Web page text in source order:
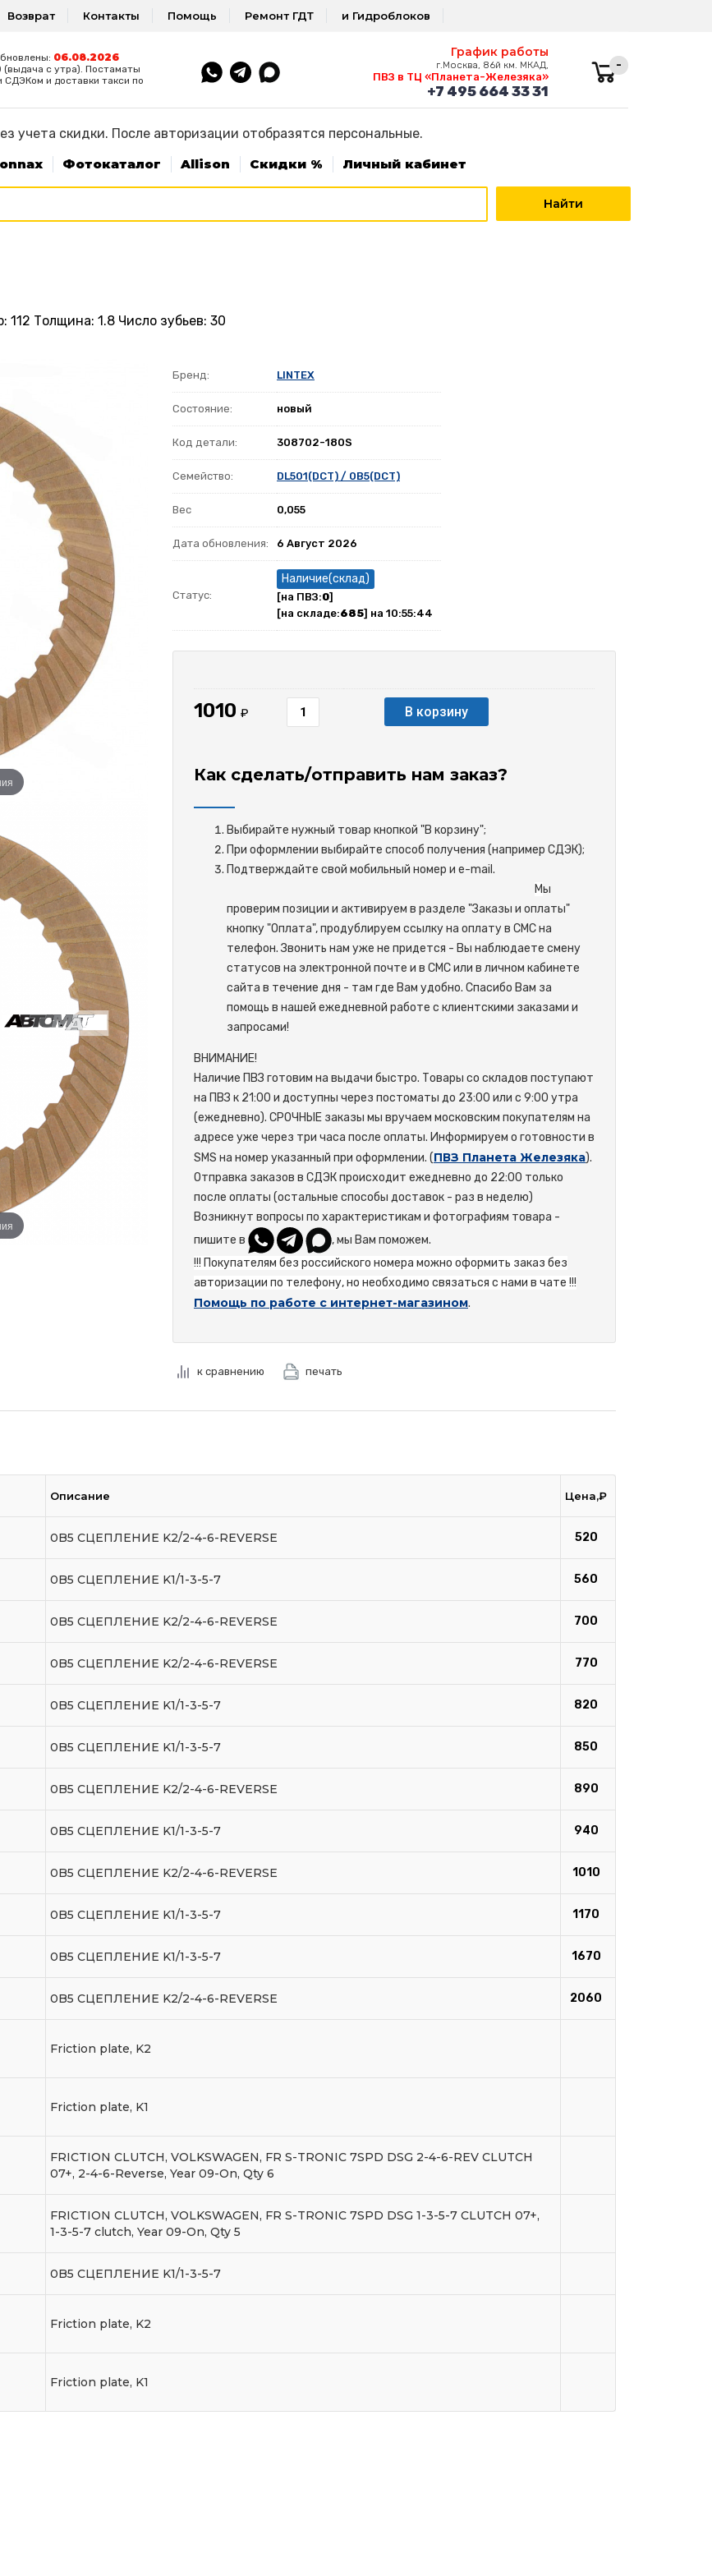
Возврат Контакты Помощь Ремонт ГДТ и Гидроблоков
06.08.2026
с утра). Постаматы
и доставки такси по
График работы
г.Москва, 86й км. МКАД,
ПВЗ в ТЦ «Планета-Железяка»
+7 495 664 33 31
-
учета скидки. После авторизации отобразятся персональные.
Фотокаталог Allison Скидки % Личный кабинет
Толщина: 1.8 Число зубьев: 30
Бренд: LINTEX
Состояние: новый
Код детали: 308702-180S
Семейство: DL501(DCT) / 0B5(DCT)
Вес 0,055
Дата обновления: 6 Август 2026
Статус:
Наличие(склад)
[на ПВЗ:0]
[на складе:685] на 10:55:44
1010 ₽ В корзину
Как сделать/отправить нам заказ?
Выбирайте нужный товар кнопкой "В корзину";
При оформлении выбирайте способ получения (например СДЭК);
Подтверждайте свой мобильный номер и e-mail.
Мы
проверим позиции и активируем в разделе "Заказы и оплаты"
кнопку "Оплата", продублируем ссылку на оплату в СМС на
телефон. Звонить нам уже не придется - Вы наблюдаете смену
статусов на электронной почте и в СМС или в личном кабинете
сайта в течение дня - там где Вам удобно. Спасибо Вам за
помощь в нашей ежедневной работе с клиентскими заказами и
запросами!
ВНИМАНИЕ!
Наличие ПВЗ готовим на выдачи быстро. Товары со складов поступают
на ПВЗ к 21:00 и доступны через постоматы до 23:00 или с 9:00 утра
(ежедневно). СРОЧНЫЕ заказы мы вручаем московским покупателям на
адресе уже через три часа после оплаты. Информируем о готовности в
SMS на номер указанный при оформлении. (ПВЗ Планета Железяка).
Отправка заказов в СДЭК происходит ежедневно до 22:00 только
после оплаты (остальные способы доставок - раз в неделю)
Возникнут вопросы по характеристикам и фотографиям товара -
пишите в
, мы Вам поможем.
!!! Покупателям без российского номера можно оформить заказ без
авторизации по телефону, но необходимо связаться с нами в чате !!!
Помощь по работе с интернет-магазином.
к сравнению печать
Описание Цена,₽
0B5 СЦЕПЛЕНИЕ K2/2-4-6-REVERSE 520
0B5 СЦЕПЛЕНИЕ K1/1-3-5-7 560
0B5 СЦЕПЛЕНИЕ K2/2-4-6-REVERSE 700
0B5 СЦЕПЛЕНИЕ K2/2-4-6-REVERSE 770
0B5 СЦЕПЛЕНИЕ K1/1-3-5-7 820
0B5 СЦЕПЛЕНИЕ K1/1-3-5-7 850
0B5 СЦЕПЛЕНИЕ K2/2-4-6-REVERSE 890
0B5 СЦЕПЛЕНИЕ K1/1-3-5-7 940
0B5 СЦЕПЛЕНИЕ K2/2-4-6-REVERSE 1010
0B5 СЦЕПЛЕНИЕ K1/1-3-5-7 1170
0B5 СЦЕПЛЕНИЕ K1/1-3-5-7 1670
0B5 СЦЕПЛЕНИЕ K2/2-4-6-REVERSE 2060
Friction plate, K2
Friction plate, K1
FRICTION CLUTCH, VOLKSWAGEN, FR S-TRONIC 7SPD DSG 2-4-6-REV CLUTCH
07+, 2-4-6-Reverse, Year 09-On, Qty 6
FRICTION CLUTCH, VOLKSWAGEN, FR S-TRONIC 7SPD DSG 1-3-5-7 CLUTCH 07+,
1-3-5-7 clutch, Year 09-On, Qty 5
0B5 СЦЕПЛЕНИЕ K1/1-3-5-7
Friction plate, K2
Friction plate, K1